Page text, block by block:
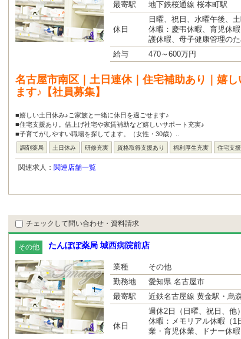
最寄駅
地下鉄桜通線 桜本町駅
休日
日曜、祝日、水曜午後、
休暇：慶弔休暇、育児休
護休暇、母子健康管理の
給与
470～600万円
名古屋市南区｜土日連休｜住宅補助あり｜嬉
ます♪【社員募集】
■嬉しい土日休み♪ご家族と一緒に休日を過ごせます♪
■住宅支援あり。借上げ社宅や家賃補助など嬉しいサポート充実♪
■子育てがしやすい職場を探してます。（女性・30歳）..
調剤薬局 土日休み 研修充実 資格取得支援あり 福利厚生充実 住宅支
関連求人： 関連店舗一覧
チェックして問い合わせ・資料請求
その他 たんぽぽ薬局 城西病院前店
業種
その他
勤務地
愛知県 名古屋市
最寄駅
近鉄名古屋線 黄金駅・烏
休日
週休2日（日曜、祝日、他）
休暇：メモリアル休暇（1
業・育児休業、ドナー休